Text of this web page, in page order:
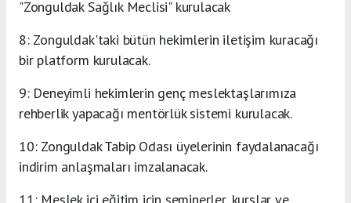
"Zonguldak Sağlık Meclisi" kurulacak
8: Zonguldak'taki bütün hekimlerin iletişim kuracağı
bir platform kurulacak.
9: Deneyimli hekimlerin genç meslektaşlarımıza
rehberlik yapacağı mentörlük sistemi kurulacak.
10: Zonguldak Tabip Odası üyelerinin faydalanacağı
indirim anlaşmaları imzalanacak.